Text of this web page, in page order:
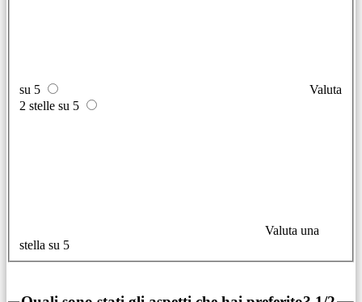
su 5
Valuta
2 stelle su 5
Valuta una
stella su 5